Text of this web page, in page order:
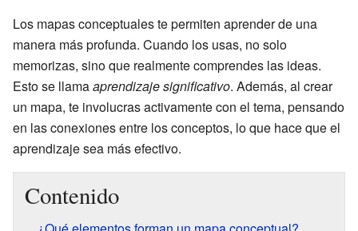
Los mapas conceptuales te permiten aprender de una
manera más profunda. Cuando los usas, no solo
memorizas, sino que realmente comprendes las ideas.
Esto se llamaaprendizaje significativo. Además, al crear
un mapa, te involucras activamente con el tema, pensando
en las conexiones entre los conceptos, lo que hace que el
aprendizaje sea más efectivo.
Contenido